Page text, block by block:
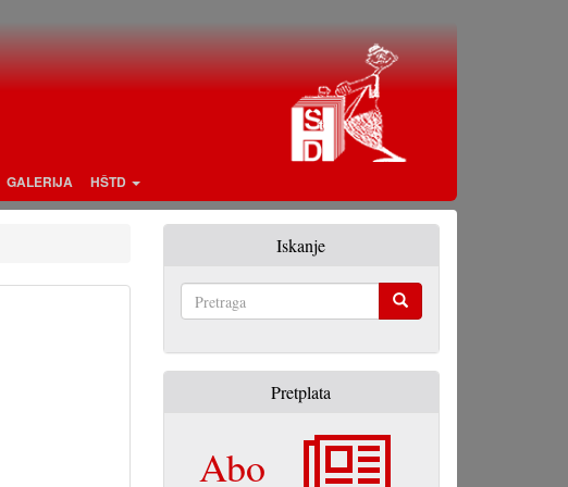
GALERIJA HŠTD
Iskanje
Pretplata
Abo